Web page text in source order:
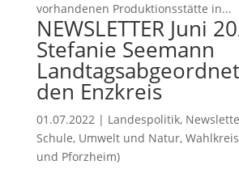
vorhandenen Produktionsstätte in...
NEWSLETTER Juni
Stefanie Seemann
den Enzkreis
01.07.2022| Landespolitik,
Schule, Umwelt und Natur,
und Pforzheim)